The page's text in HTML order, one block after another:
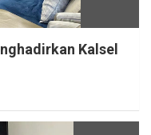
Kalsel